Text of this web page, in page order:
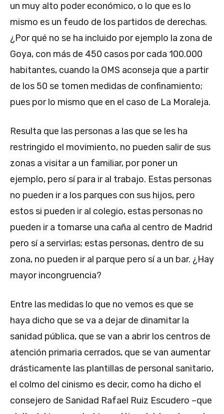
un muy alto poder económico, o lo que es lo
mismo es un feudo de los partidos de derechas.
¿Por qué no se ha incluido por ejemplo la zona de
Goya, con más de 450 casos por cada 100.000
habitantes, cuando la OMS aconseja que a partir
de los 50 se tomen medidas de confinamiento;
pues por lo mismo que en el caso de La Moraleja.
Resulta que las personas a las que se les ha
restringido el movimiento, no pueden salir de sus
zonas a visitar a un familiar, por poner un
ejemplo, pero sí para ir al trabajo. Estas personas
no pueden ir a los parques con sus hijos, pero
estos si pueden ir al colegio, estas personas no
pueden ir a tomarse una caña al centro de Madrid
pero sí a servirlas; estas personas, dentro de su
zona, no pueden ir al parque pero sí a un bar. ¿Hay
mayor incongruencia?
Entre las medidas lo que no vemos es que se
haya dicho que se va a dejar de dinamitar la
sanidad pública, que se van a abrir los centros de
atención primaria cerrados, que se van aumentar
drásticamente las plantillas de personal sanitario,
el colmo del cinismo es decir, como ha dicho el
consejero de Sanidad Rafael Ruiz Escudero –que